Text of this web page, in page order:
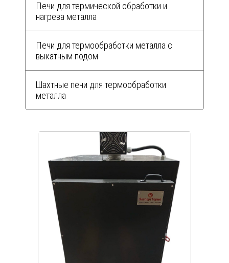
Печи для термической обработки и
нагрева металла
Печи для термообработки металла с
выкатным подом
Шахтные печи для термообработки
металла